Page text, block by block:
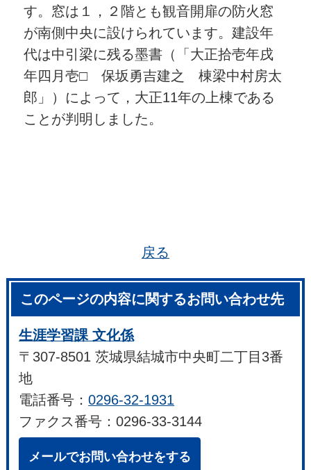
す。窓は１，２階とも観音開扉の防火窓
が南側中央に設けられています。建設年
代は中引梁に残る墨書（「大正拾壱年戌
年四月壱□ 保坂勇吉建之 棟梁中村房太
郎」）によって，大正11年の上棟である
ことが判明しました。
戻る
このページの内容に関するお問い合わせ先
生涯学習課 文化係
〒307-8501 茨城県結城市中央町二丁目3番
地
電話番号：0296-32-1931
ファクス番号：0296-33-3144
メールでお問い合わせをする